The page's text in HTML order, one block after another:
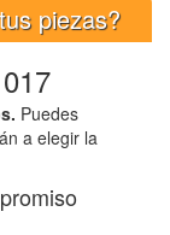
piezas?
Puedes
a elegir la